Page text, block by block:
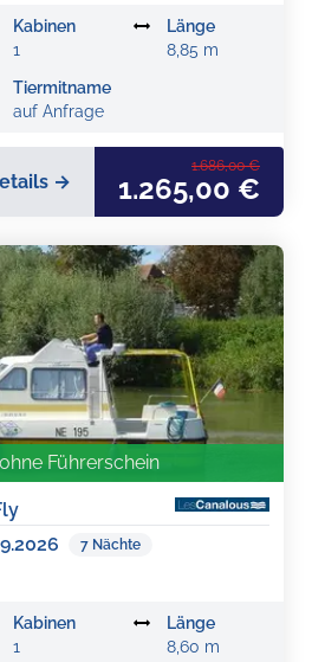
Kabinen
1
Länge
8,85 m
Tiermitname
auf Anfrage
→
1.686,00 €
1.265,00 €
Führerschein
7 Nächte
Kabinen
1
Länge
8,60 m